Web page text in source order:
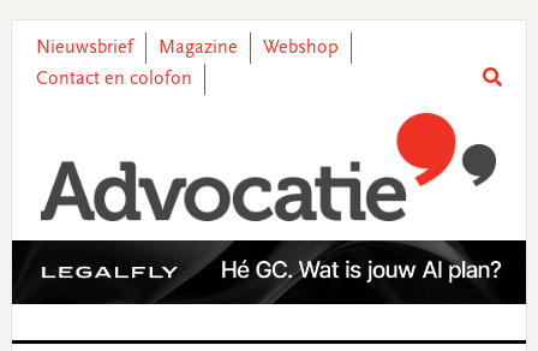
primary
main
primary
footer
Nieuwsbrief Magazine
Webshop
Contact en colofon